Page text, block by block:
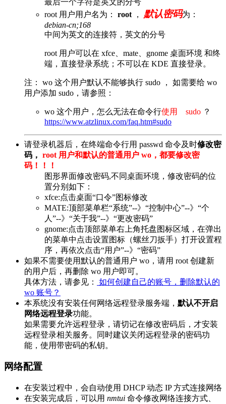
root 用户用户名为： root ， 默认密码为：
debian-cn;168
中间为英文的连接符，英文的分号
root 用户可以在 xfce、mate、gnome 桌面环境 和终
端，直接登录系统；不可以在 KDE 直接登录。
注： wo 这个用户默认不能够执行 sudo ， 如需要给 wo
用户添加 sudo，请参照：
wo 这个用户，怎么无法在命令行使用 sudo ？
https://www.atzlinux.com/faq.htm#sudo
请登录机器后，在终端命令行用 passwd 命令及时修改密
码， root 用户和默认的普通用户 wo，都要修改密
码！！！
图形界面修改密码,不同桌面环境，修改密码的位
置分别如下：
xfce:点击桌面“口令”图标修改
MATE:顶部菜单栏“系统”--》“控制中心”--》“个
人”--》“关于我”--》“更改密码”
gnome:点击顶部菜单右上角托盘图标区域，在弹出
的菜单中点击设置图标（螺丝刀扳手）打开设置程
序，再依次点击“用户”--》“密码”
如果不需要使用默认的普通用户 wo，请用 root 创建新
的用户后，再删除 wo 用户即可。
具体方法，请参见：
如何创建自己的账号，删除默认的
wo 账号？
本系统没有安装任何网络远程登录服务端， 默认不开启
网络远程登录功能。
如果需要允许远程登录，请切记在修改密码后，才安装
远程登录相关服务。同时建议关闭远程登录的密码功
能，使用带密码的私钥。
网络配置
在安装过程中，会自动使用 DHCP 动态 IP 方式连接网络
在安装完成后，可以用 nmtui 命令修改网络连接方式、